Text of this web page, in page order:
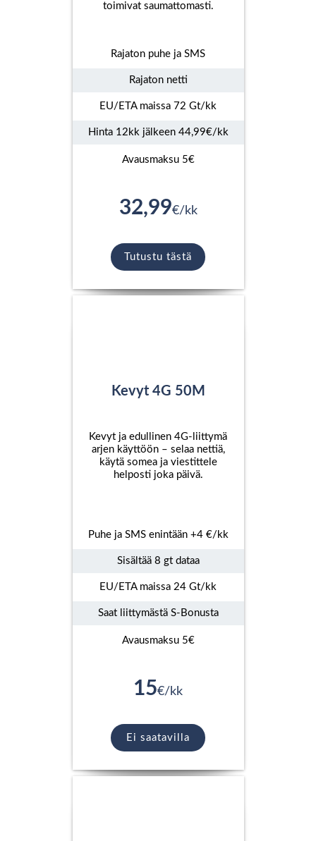
toimivat saumattomasti.
Rajaton puhe ja SMS
Rajaton netti
EU/ETA maissa 72 Gt/kk
Hinta 12kk jälkeen 44,99€/kk
Avausmaksu 5€
32,99€/kk
Tutustu tästä
Kevyt 4G 50M
Kevyt ja edullinen 4G-liittymä
arjen käyttöön – selaa nettiä,
käytä somea ja viestittele
helposti joka päivä.
Puhe ja SMS enintään +4 €/kk
Sisältää 8 gt dataa
EU/ETA maissa 24 Gt/kk
Saat liittymästä S-Bonusta
Avausmaksu 5€
15€/kk
Ei saatavilla